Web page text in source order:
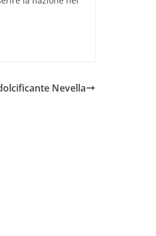
Nevella